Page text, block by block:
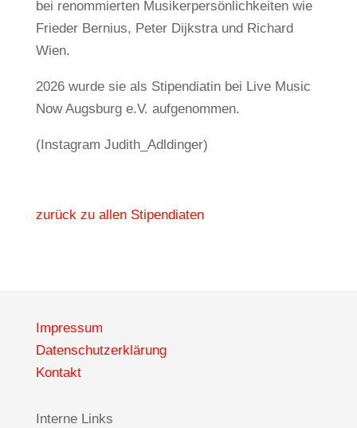
bei renommierten Musikerpersönlichkeiten wie
Frieder Bernius, Peter Dijkstra und Richard
Wien.
2026 wurde sie als Stipendiatin bei Live Music
Now Augsburg e.V. aufgenommen.
(Instagram Judith_Adldinger)
zurück zu allen Stipendiaten
Impressum
Datenschutzerklärung
Kontakt
Interne Links